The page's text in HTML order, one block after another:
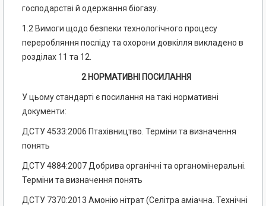
господарстві й одержання біогазу.
1.2 Вимоги щодо безпеки технологічного процесу
переробляння посліду та охорони довкілля викладено в
розділах 11 та 12.
2 НОРМАТИВНІ ПОСИЛАННЯ
У цьому стандарті є посилання на такі нормативні
документи:
ДСТУ 4533:2006 Птахівництво. Терміни та визначення
понять
ДСТУ 4884:2007 Добрива органічні та органомінеральні.
Терміни та визначення понять
ДСТУ 7370:2013 Амонію нітрат (Селітра аміачна. Технічні